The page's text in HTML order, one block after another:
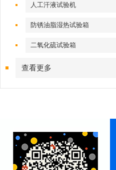
人工汗液试验机
防锈油脂湿热试验箱
二氧化硫试验箱
查看更多